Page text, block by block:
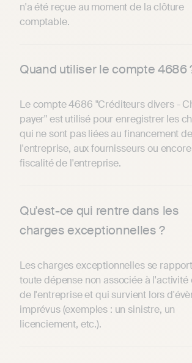
n'a été reçue au moment de la clôture
comptable.
Quand utiliser le compte 4686
Le compte 4686 "Créditeurs divers -
payer" est utilisé pour enregistrer les
qui ne sont pas liées au financement de
l'entreprise, aux fournisseurs ou
fiscalité de l'entreprise.
Qu'est-ce qui rentre dans les
charges exceptionnelles ?
Les charges exceptionnelles se
toute dépense non associée à l'activité
de l'entreprise et qui survient lors
imprévus (exemples : un sinistre, un
licenciement, etc.).